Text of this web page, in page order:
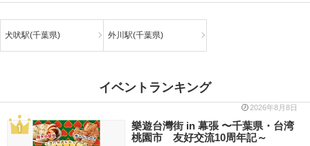
犬吠駅(千葉県) 外川駅(千葉県)
イベントランキング
2026年8月8日
樂遊台灣街 in 幕張 〜千葉県・台湾
桃園市 友好交流10周年記～